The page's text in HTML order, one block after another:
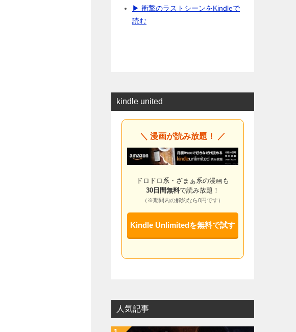
▶ 衝撃のラストシーンをKindleで
読む
kindle united
＼ 漫画が読み放題！ ／
ドロドロ系・ざまぁ系の漫画も
30日間無料で読み放題！
（※期間内の解約なら0円です）
Kindle Unlimitedを無料で試す
人気記事